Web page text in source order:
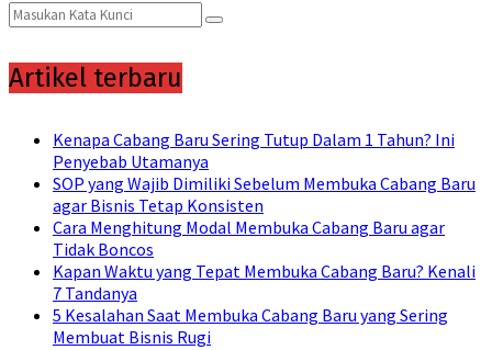
Search
for:
Search
Artikel terbaru
Kenapa Cabang Baru Sering Tutup Dalam 1 Tahun? Ini
Penyebab Utamanya
SOP yang Wajib Dimiliki Sebelum Membuka Cabang Baru
agar Bisnis Tetap Konsisten
Cara Menghitung Modal Membuka Cabang Baru agar
Tidak Boncos
Kapan Waktu yang Tepat Membuka Cabang Baru? Kenali
7 Tandanya
5 Kesalahan Saat Membuka Cabang Baru yang Sering
Membuat Bisnis Rugi